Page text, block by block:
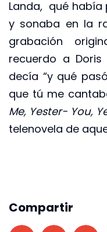
Landa, qué había
y sonaba en la
grabación
recuerdo a
decía “y qué
que tú me
Me, Yester- You,
telenovela de
Compartir